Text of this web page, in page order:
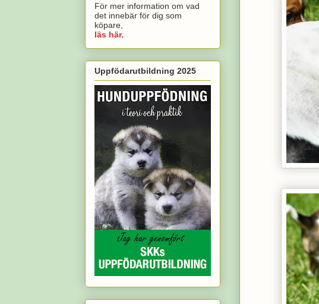
För mer information om vad
det innebär för dig som
köpare,
läs här.
Uppfödarutbildning 2025